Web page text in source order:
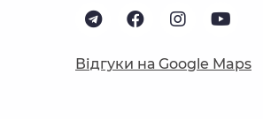
Відгуки на Google Maps